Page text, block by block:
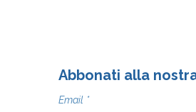
Abbonati alla
Email *